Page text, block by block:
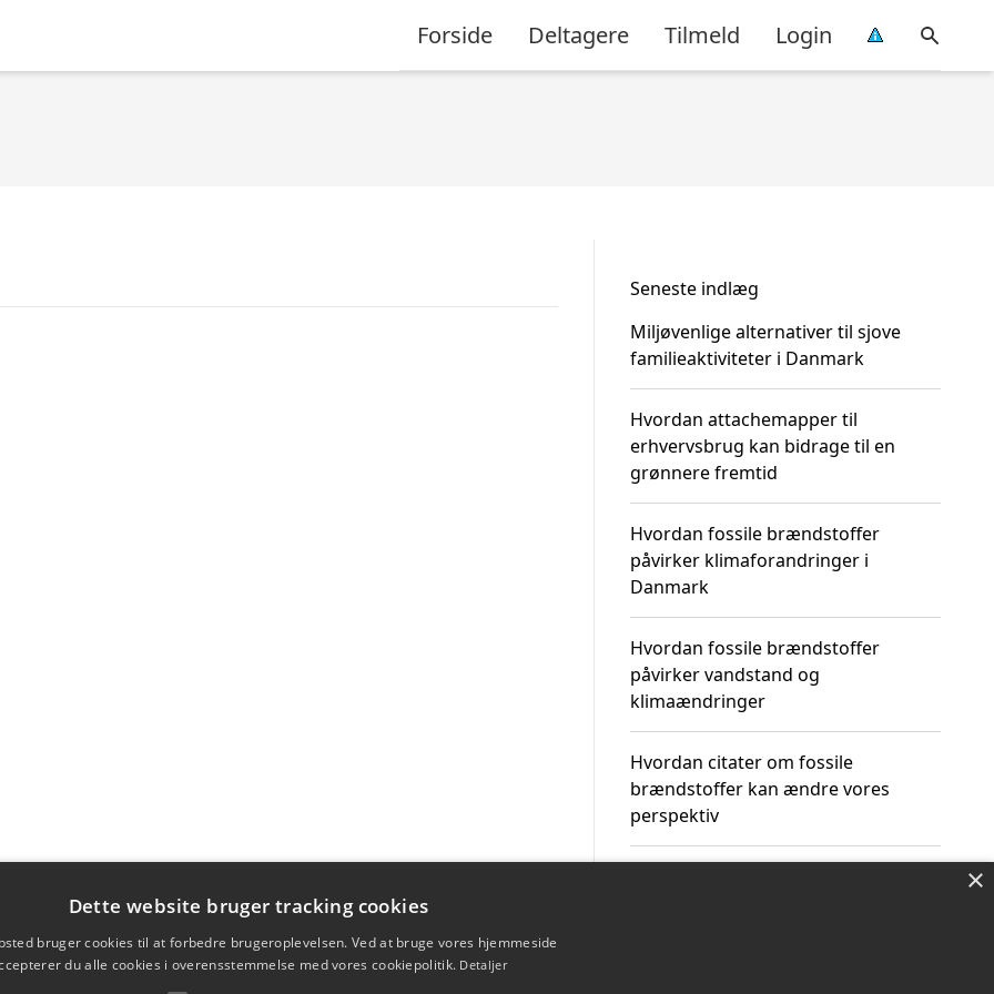
Forside Deltagere Tilmeld Login
Seneste indlæg
Miljøvenlige alternativer til sjove
familieaktiviteter i Danmark
Hvordan attachemapper til
erhvervsbrug kan bidrage til en
grønnere fremtid
Hvordan fossile brændstoffer
påvirker klimaforandringer i
Danmark
Hvordan fossile brændstoffer
påvirker vandstand og
klimaændringer
Hvordan citater om fossile
brændstoffer kan ændre vores
perspektiv
×
Dette website bruger tracking cookies
bruger cookies til at forbedre brugeroplevelsen. Ved at bruge vores hjemmeside
du alle cookies i overensstemmelse med vores cookiepolitik. Detaljer